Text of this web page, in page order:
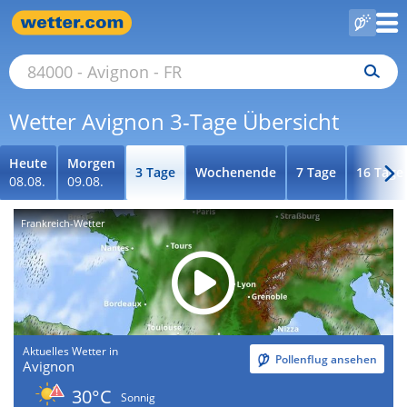
Wetter Avignon 3-Tage Übersicht
Heute
08.08.
Morgen
09.08.
3 Tage Wochenende 7 Tage 16 Tage
Frankreich-Wetter
Aktuelles Wetter in
Avignon Pollenflug ansehen
30°C
Sonnig